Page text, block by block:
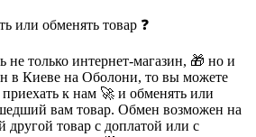
или обменять товар ❓
не только интернет-магазин, 🎁 но и
в Киеве на Оболони, то вы можете
к нам 🚀 и обменять или
вам товар. Обмен возможен на
другой товар с доплатой или с